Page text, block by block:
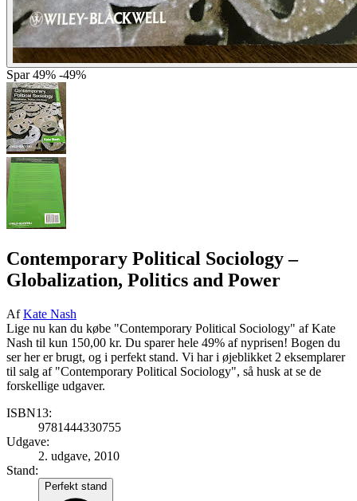
Spar 49% -49%
Contemporary Political Sociology–
Globalization, Politics and Power
AfKate Nash
Lige nu kan du købe "Contemporary Political Sociology" af Kate
Nash til kun 150,00 kr. Du sparer hele 49% af nyprisen! Bogen du
ser her er brugt, og i perfekt stand. Vi har i øjeblikket 2 eksemplarer
til salg af "Contemporary Political Sociology", så husk at se de
forskellige udgaver.
ISBN13:
9781444330755
Udgave:
2. udgave, 2010
Stand:
Perfekt stand